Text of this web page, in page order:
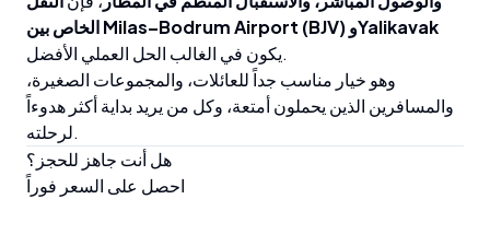
الخاص بين Milas–Bodrum Airport (BJV) وYalikavak
يكون في الغالب الحل العملي الأفضل.
وهو خيار مناسب جداً للعائلات، والمجموعات الصغيرة،
والمسافرين الذين يحملون أمتعة، وكل من يريد بداية أكثر هدوءاً
لرحلته.
هل أنت جاهز للحجز؟
احصل على السعر فوراً